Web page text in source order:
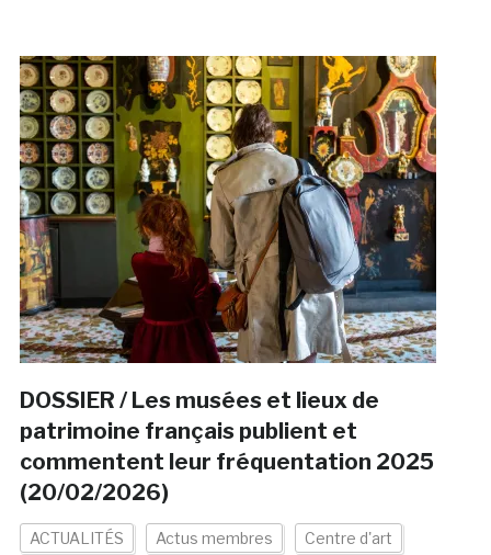
DOSSIER / Les musées et lieux de
patrimoine français publient et
commentent leur fréquentation 2025
(20/02/2026)
ACTUALITÉS Actus membres Centre d'art